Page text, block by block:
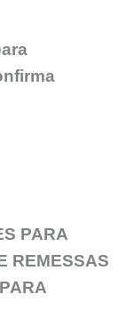
PARA
REMESSAS